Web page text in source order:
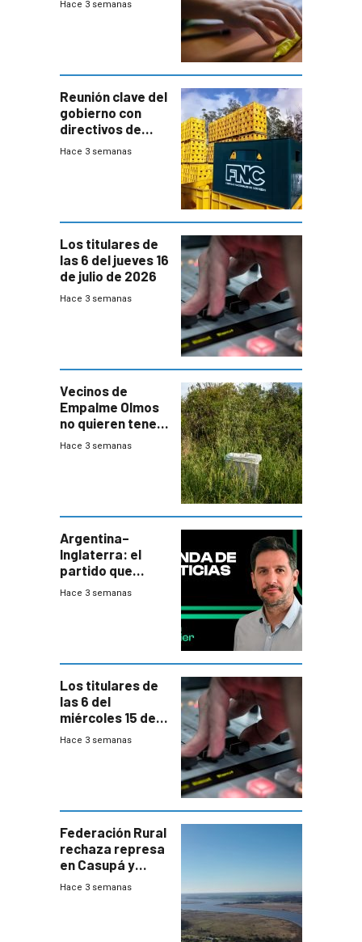
Hace 3 semanas
Reunión clave del
gobierno con
directivos de
Fábricas
Hace 3 semanas
Los titulares de
las 6 del jueves 16
de julio de 2026
Hace 3 semanas
Vecinos de
Empalme Olmos
no quieren tener
cerca una planta
departamental
Hace 3 semanas
Argentina–
Inglaterra: el
partido que
nunca termina
Hace 3 semanas
Los titulares de
las 6 del
miércoles 15 de
julio de 2026
Hace 3 semanas
Federación Rural
rechaza represa
en Casupá y
firma demanda
Hace 3 semanas